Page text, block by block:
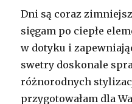
Dni są coraz
sięgam po ciepłe
w dotyku i
swetry doskonale
różnorodnych
przygotowałam dla